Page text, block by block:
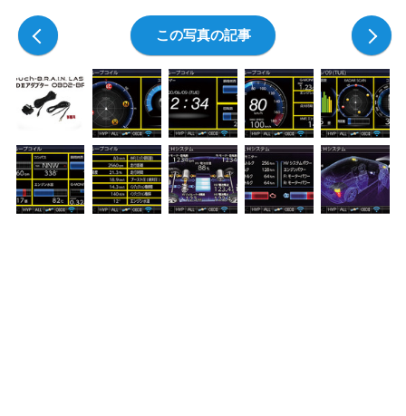
この写真の記事